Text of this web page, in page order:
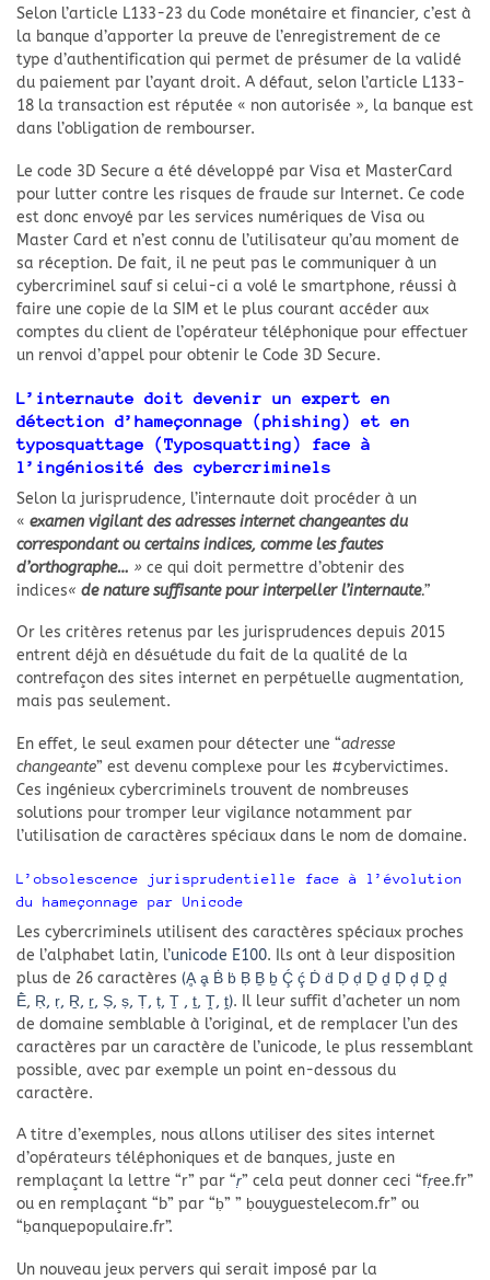
Selon l’article L133-23 du Code monétaire et financier, c’est à
la banque d’apporter la preuve de l’enregistrement de ce
type d’authentification qui permet de présumer de la validé
du paiement par l’ayant droit. A défaut, selon l’article L133-
18 la transaction est réputée « non autorisée », la banque est
dans l’obligation de rembourser.
Le code 3D Secure a été développé par Visa et MasterCard
pour lutter contre les risques de fraude sur Internet. Ce code
est donc envoyé par les services numériques de Visa ou
Master Card et n’est connu de l’utilisateur qu’au moment de
sa réception. De fait, il ne peut pas le communiquer à un
cybercriminel sauf si celui-ci a volé le smartphone, réussi à
faire une copie de la SIM et le plus courant accéder aux
comptes du client de l’opérateur téléphonique pour effectuer
un renvoi d’appel pour obtenir le Code 3D Secure.
L’internaute doit devenir un expert en
détection d’hameçonnage (phishing) et en
typosquattage (Typosquatting) face à
l’ingéniosité des cybercriminels
Selon la jurisprudence, l’internaute doit procéder à un
« examen vigilant des adresses internet changeantes du
correspondant ou certains indices, comme les fautes
d’orthographe… » ce qui doit permettre d’obtenir des
indices« de nature suffisante pour interpeller l’internaute.”
Or les critères retenus par les jurisprudences depuis 2015
entrent déjà en désuétude du fait de la qualité de la
contrefaçon des sites internet en perpétuelle augmentation,
mais pas seulement.
En effet, le seul examen pour détecter une “adresse
changeante” est devenu complexe pour les #cybervictimes.
Ces ingénieux cybercriminels trouvent de nombreuses
solutions pour tromper leur vigilance notamment par
l’utilisation de caractères spéciaux dans le nom de domaine.
L’obsolescence jurisprudentielle face à l’évolution
du hameçonnage par Unicode
Les cybercriminels utilisent des caractères spéciaux proches
de l’alphabet latin, l’unicode E100. Ils ont à leur disposition
plus de 26 caractères (Ḁ ḁ Ḃ ḃ Ḅ Ḇ ḇ Ḉ ḉ Ḋ ḋ Ḍ ḍ Ḏ ḏ Ḑ ḑ Ḓ ḓ
Ḕ, Ṛ, ṛ, Ṟ, ṟ, Ṣ, ṣ, Ṭ, ṭ, Ṯ , ṯ, Ṱ, ṱ). Il leur suffit d’acheter un nom
de domaine semblable à l’original, et de remplacer l’un des
caractères par un caractère de l’unicode, le plus ressemblant
possible, avec par exemple un point en-dessous du
caractère.
A titre d’exemples, nous allons utiliser des sites internet
d’opérateurs téléphoniques et de banques, juste en
remplaçant la lettre “r” par “ṛ” cela peut donner ceci “fṛee.fr”
ou en remplaçant “b” par “ḅ” ” ḅouyguestelecom.fr” ou
“ḅanquepopulaire.fr”.
Un nouveau jeux pervers qui serait imposé par la